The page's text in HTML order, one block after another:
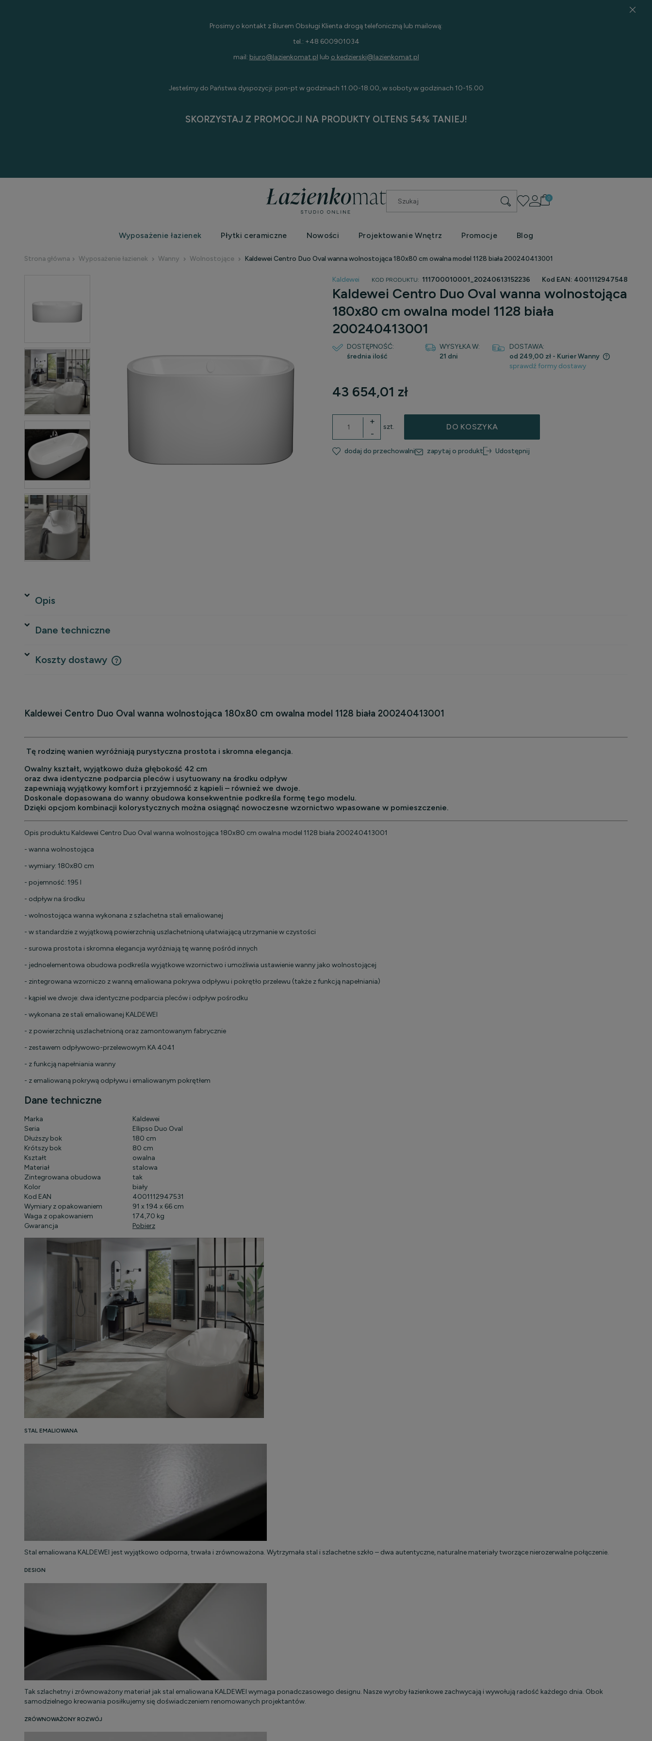
Prosimy o kontakt z Biurem Obsługi Klienta drogą telefoniczną lub mailową:
tel.: +48 600901034
mail: biuro@lazienkomat.pl lub o.kedzierski@lazienkomat.pl
Jesteśmy do Państwa dyspozycji: pon-pt w godzinach 11.00-18.00, w soboty w godzinach 10-15.00
SKORZYSTAJ Z PROMOCJI NA PRODUKTY OLTENS 54% TANIEJ!
Wyposażenie łazienek Płytki ceramiczne Nowości Projektowanie Wnętrz Promocje Blog
Strona główna Wyposażenie łazienek Wanny Wolnostojące Kaldewei Centro Duo Oval wanna wolnostojąca 180x80 cm owalna model 1128 biała 200240413001
Kaldewei KOD PRODUKTU: 111700010001_20240613152236 Kod EAN: 4001112947548
Kaldewei Centro Duo Oval wanna wolnostojąca
180x80 cm owalna model 1128 biała
200240413001
DOSTĘPNOŚĆ:
średnia ilość
WYSYŁKA W:
21 dni
DOSTAWA:
od 249,00 zł - Kurier Wanny
sprawdź formy dostawy
43 654,01 zł
-
+
szt. DO KOSZYKA
dodaj do przechowalni zapytaj o produkt Udostępnij
Opis
Dane techniczne
Koszty dostawy
Kaldewei Centro Duo Oval wanna wolnostojąca 180x80 cm owalna model 1128 biała 200240413001
Tę rodzinę wanien wyróżniają purystyczna prostota i skromna elegancja.
Owalny kształt, wyjątkowo duża głębokość 42 cm
oraz dwa identyczne podparcia pleców i usytuowany na środku odpływ
zapewniają wyjątkowy komfort i przyjemność z kąpieli – również we dwoje.
Doskonale dopasowana do wanny obudowa konsekwentnie podkreśla formę tego modelu.
Dzięki opcjom kombinacji kolorystycznych można osiągnąć nowoczesne wzornictwo wpasowane w pomieszczenie.
Opis produktu Kaldewei Centro Duo Oval wanna wolnostojąca 180x80 cm owalna model 1128 biała 200240413001
- wanna wolnostojąca
- wymiary: 180x80 cm
- pojemność: 195 l
- odpływ na środku
- wolnostojąca wanna wykonana z szlachetna stali emaliowanej
- w standardzie z wyjątkową powierzchnią uszlachetnioną ułatwiającą utrzymanie w czystości
- surowa prostota i skromna elegancja wyróżniają tę wannę pośród innych
- jednoelementowa obudowa podkreśla wyjątkowe wzornictwo i umożliwia ustawienie wanny jako wolnostojącej
- zintegrowana wzorniczo z wanną emaliowana pokrywa odpływu i pokrętło przelewu (także z funkcją napełniania)
- kąpiel we dwoje: dwa identyczne podparcia pleców i odpływ pośrodku
- wykonana ze stali emaliowanej KALDEWEI
- z powierzchnią uszlachetnioną oraz zamontowanym fabrycznie
- zestawem odpływowo-przelewowym KA 4041
- z funkcją napełniania wanny
- z emaliowaną pokrywą odpływu i emaliowanym pokrętłem
Dane techniczne
Marka
Kaldewei
Seria
Ellipso Duo Oval
Dłuższy bok
180 cm
Krótszy bok
80 cm
Kształt
owalna
Materiał
stalowa
Zintegrowana obudowa
tak
Kolor
biały
Kod EAN
4001112947531
Wymiary z opakowaniem
91 x 194 x 66 cm
Waga z opakowaniem
174,70 kg
Gwarancja
Pobierz
STAL EMALIOWANA
Stal emaliowana KALDEWEI jest wyjątkowo odporna, trwała i zrównoważona. Wytrzymała stal i szlachetne szkło – dwa autentyczne, naturalne materiały tworzące nierozerwalne połączenie.
DESIGN
Tak szlachetny i zrównoważony materiał jak stal emaliowana KALDEWEI wymaga ponadczasowego designu. Nasze wyroby łazienkowe zachwycają i wywołują radość każdego dnia. Obok
samodzielnego kreowania posiłkujemy się doświadczeniem renomowanych projektantów.
ZRÓWNOWAŻONY ROZWÓJ